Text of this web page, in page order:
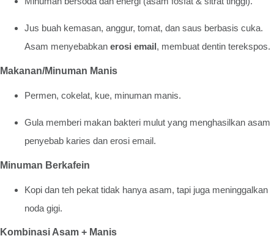
Jus buah kemasan, anggur, tomat, dan saus berbasis cuka.
Asam menyebabkan erosi email , membuat dentin terekspos.
Makanan/Minuman Manis
Permen, cokelat, kue, minuman manis.
Gula memberi makan bakteri mulut yang menghasilkan asam
penyebab karies dan erosi email.
Minuman Berkafein
Kopi dan teh pekat tidak hanya asam, tapi juga meninggalkan
noda gigi.
Kombinasi Asam + Manis